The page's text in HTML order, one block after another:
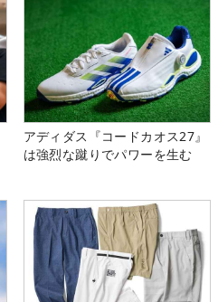
アディダス『コードカオス27』
は強烈な蹴りでパワーを生む